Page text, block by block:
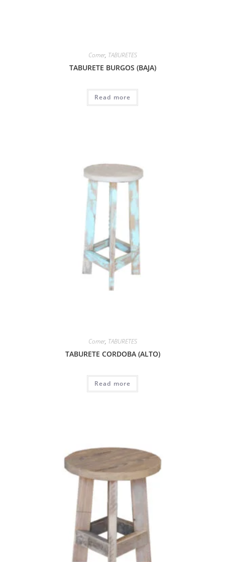
Comer, TABURETES
TABURETE BURGOS (BAJA)
Read more
Comer, TABURETES
TABURETE CORDOBA (ALTO)
Read more